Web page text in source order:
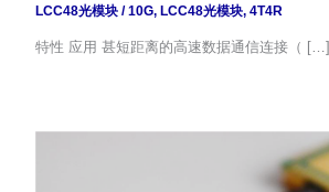
LCC48光模块/10G, LCC48光模块, 4T4R
特性 应用 甚短距离的高速数据通信连接（ […]